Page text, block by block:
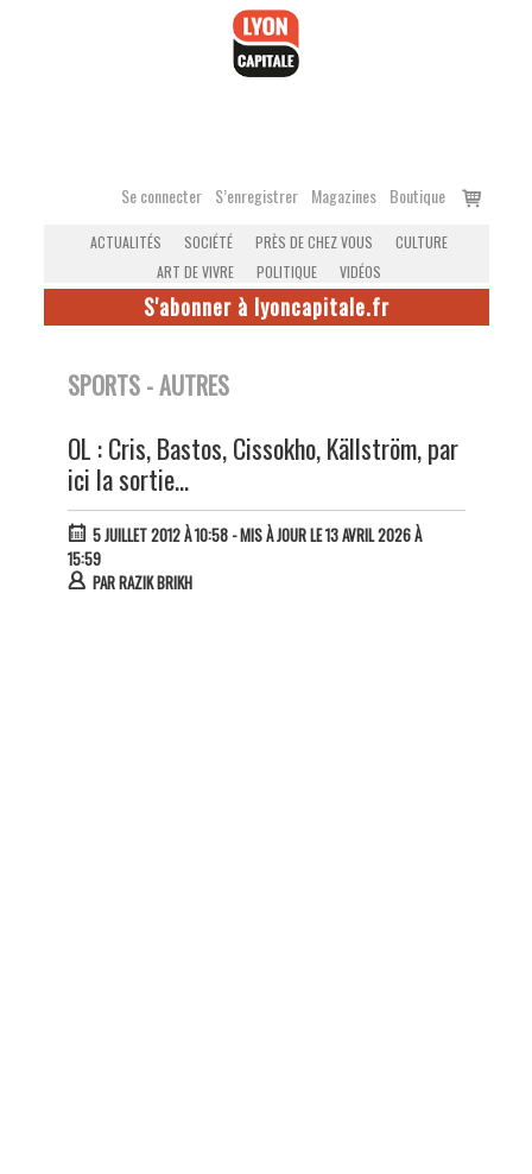
Se connecter S’enregistrer Magazines Boutique
Voir
ACTUALITÉS SOCIÉTÉ PRÈS DE CHEZ VOUS
CULTURE
ART DE VIVRE
POLITIQUE VIDÉOS
S'abonner à lyoncapitale.fr
SPORTS - AUTRES
OL : Cris, Bastos, Cissokho, Källström, par
ici la sortie...
5 JUILLET 2012 À 10:58- MIS À JOUR LE 13 AVRIL 2026 À
15:59
PARRAZIK BRIKH